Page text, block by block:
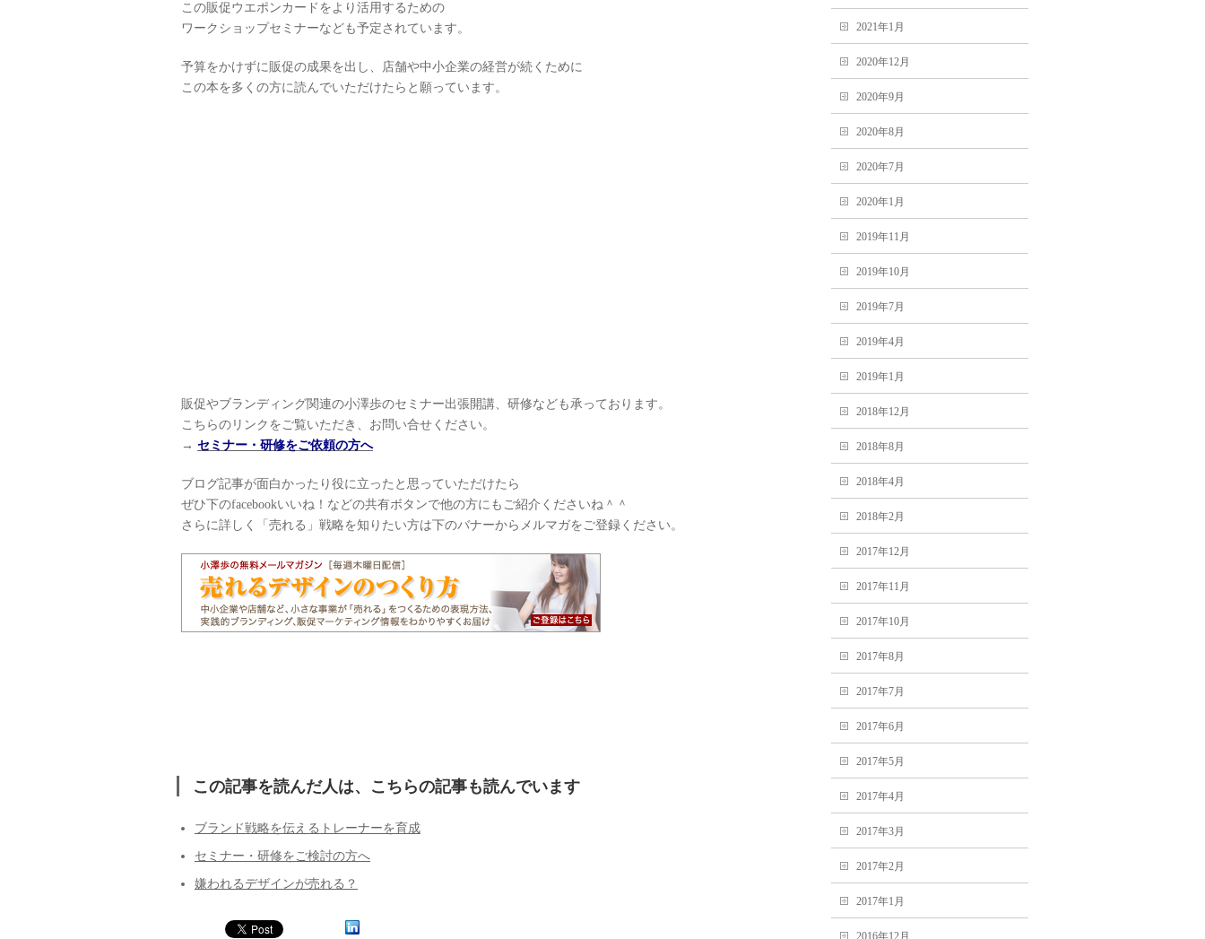
この販促ウエポンカードをより活用するための
ワークショップセミナーなども予定されています。
予算をかけずに販促の成果を出し、店舗や中小企業の経営が続くために
この本を多くの方に読んでいただけたらと願っています。
販促やブランディング関連の小澤歩のセミナー出張開講、研修なども承っております。
こちらのリンクをご覧いただき、お問い合せください。
→ セミナー・研修をご依頼の方へ
ブログ記事が面白かったり役に立ったと思っていただけたら
ぜひ下のfacebookいいね！などの共有ボタンで他の方にもご紹介くださいね＾＾
さらに詳しく「売れる」戦略を知りたい方は下のバナーからメルマガをご登録ください。
この記事を読んだ人は、こちらの記事も読んでいます
ブランド戦略を伝えるトレーナーを育成
セミナー・研修をご検討の方へ
嫌われるデザインが売れる？
2021年1月
2020年12月
2020年9月
2020年8月
2020年7月
2020年1月
2019年11月
2019年10月
2019年7月
2019年4月
2019年1月
2018年12月
2018年8月
2018年4月
2018年2月
2017年12月
2017年11月
2017年10月
2017年8月
2017年7月
2017年6月
2017年5月
2017年4月
2017年3月
2017年2月
2017年1月
2016年12月